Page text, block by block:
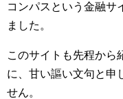
コンパスという金融サ
ました。
このサイトも先程から
に、甘い謳い文句と申
せん。